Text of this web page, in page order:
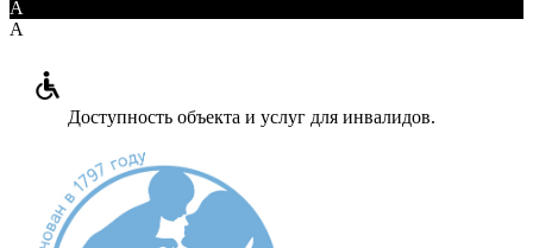
A
A
Доступность объекта и услуг для инвалидов.